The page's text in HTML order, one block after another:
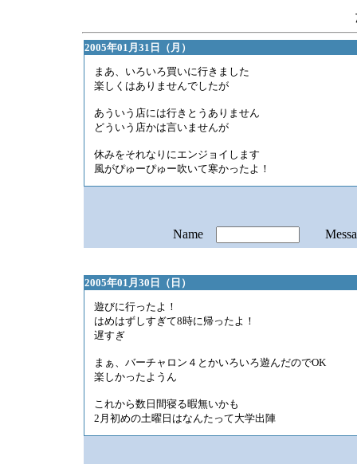
2005年01月31日（月）
まあ、いろいろ買いに行きました
楽しくはありませんでしたが
あういう店には行きとうありません
どういう店かは言いませんが
休みをそれなりにエンジョイします
風がぴゅーぴゅー吹いて寒かったよ！
Name
2005年01月30日（日）
遊びに行ったよ！
はめはずしすぎて8時に帰ったよ！
遅すぎ
まぁ、バーチャロン４とかいろいろ遊んだのでOK
楽しかったようん
これから数日間寝る暇無いかも
2月初めの土曜日はなんたって大学出陣